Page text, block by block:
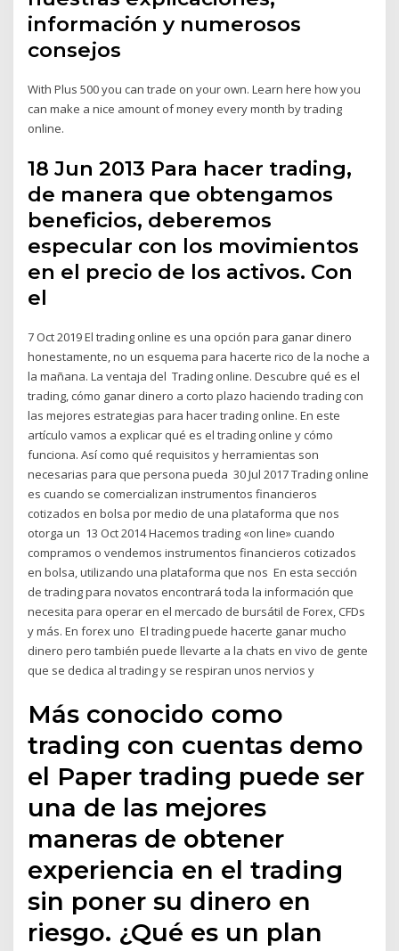
información y numerosos
consejos
With Plus 500 you can trade on your own. Learn here how you
can make a nice amount of money every month by trading
online.
18 Jun 2013 Para hacer trading,
de manera que obtengamos
beneficios, deberemos
especular con los movimientos
en el precio de los activos. Con
el
7 Oct 2019 El trading online es una opción para ganar dinero
honestamente, no un esquema para hacerte rico de la noche a
la mañana. La ventaja del Trading online. Descubre qué es el
trading, cómo ganar dinero a corto plazo haciendo trading con
las mejores estrategias para hacer trading online. En este
artículo vamos a explicar qué es el trading online y cómo
funciona. Así como qué requisitos y herramientas son
necesarias para que persona pueda 30 Jul 2017 Trading online
es cuando se comercializan instrumentos financieros
cotizados en bolsa por medio de una plataforma que nos
otorga un 13 Oct 2014 Hacemos trading «on line» cuando
compramos o vendemos instrumentos financieros cotizados
en bolsa, utilizando una plataforma que nos En esta sección
de trading para novatos encontrará toda la información que
necesita para operar en el mercado de bursátil de Forex, CFDs
y más. En forex uno El trading puede hacerte ganar mucho
dinero pero también puede llevarte a la chats en vivo de gente
que se dedica al trading y se respiran unos nervios y
Más conocido como
trading con cuentas demo
el Paper trading puede ser
una de las mejores
maneras de obtener
experiencia en el trading
sin poner su dinero en
riesgo. ¿Qué es un plan